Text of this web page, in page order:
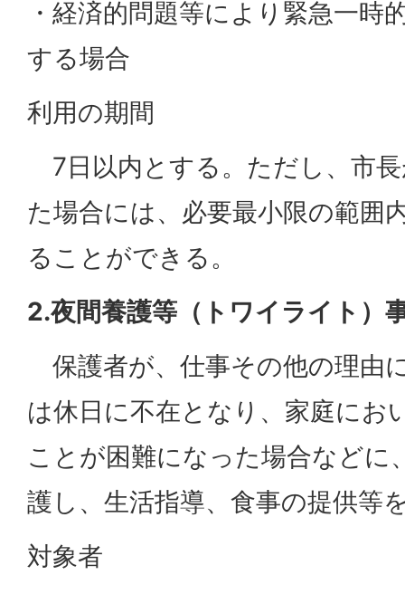
・経済的問題等により緊急一時
する場合
利用の期間
7日以内とする。ただし、市
た場合には、必要最小限の範囲
ることができる。
2.夜間養護等（トワイライト）
保護者が、仕事その他の理由
は休日に不在となり、家庭にお
ことが困難になった場合などに
護し、生活指導、食事の提供等
対象者